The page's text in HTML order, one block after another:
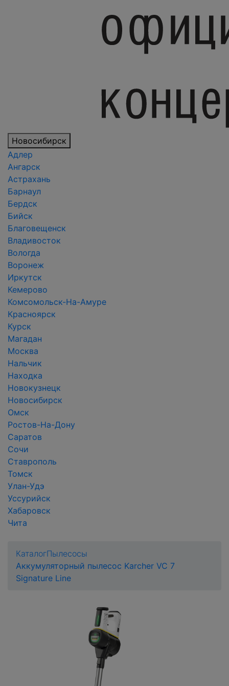
Новосибирск
Адлер
Ангарск
Астрахань
Барнаул
Бердск
Бийск
Благовещенск
Владивосток
Вологда
Воронеж
Иркутск
Кемерово
Комсомольск-На-Амуре
Красноярск
Курск
Магадан
Москва
Нальчик
Находка
Новокузнецк
Новосибирск
Омск
Ростов-На-Дону
Саратов
Сочи
Ставрополь
Томск
Улан-Удэ
Уссурийск
Хабаровск
Чита
КаталогПылесосы
Аккумуляторный пылесос Karcher VC 7
Signature Line